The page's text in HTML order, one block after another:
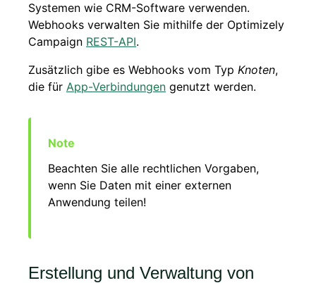
Systemen wie CRM-Software verwenden.
Webhooks verwalten Sie mithilfe der Optimizely
Campaign REST-API.
Zusätzlich gibe es Webhooks vom Typ Knoten,
die für App-Verbindungen genutzt werden.
Beachten Sie alle rechtlichen Vorgaben,
wenn Sie Daten mit einer externen
Anwendung teilen!
Erstellung und Verwaltung von